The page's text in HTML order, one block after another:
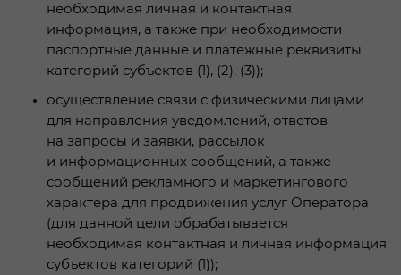
необходимая личная и контактная
информация, а также при необходимости
паспортные данные и платежные реквизиты
категорий субъектов (1), (2), (3));
осуществление связи с физическими лицами
для направления уведомлений, ответов
на запросы и заявки, рассылок
и информационных сообщений, а также
сообщений рекламного и маркетингового
характера для продвижения услуг Оператора
(для данной цели обрабатывается
необходимая контактная и личная информация
субъектов категорий (1));